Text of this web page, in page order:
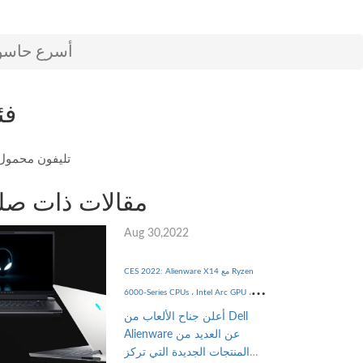
أسرع
تليفون
مقالات ذات
Aug 30,2022
CES 2022: Alienware X14 مع Ryzen
6000-Series CPUs ، Intel Arc GPU ،
والمزيد تم الإعلان عنه
أعلن جناح الألعاب من Dell
Alienware عن العديد من
المنتجات الجديدة التي تركز